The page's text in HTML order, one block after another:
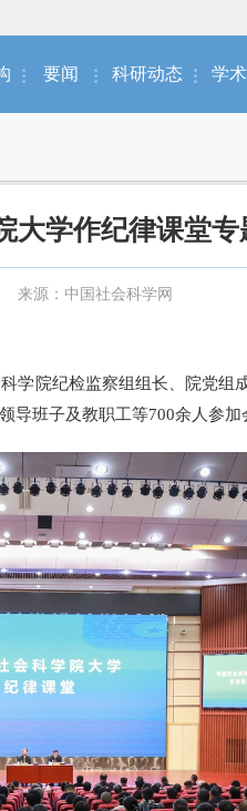
要闻 科研动态 学
大学作纪律课堂
来源：中国社会科学网
学院纪检监察组组长、院党组
班子及教职工等700余人参加